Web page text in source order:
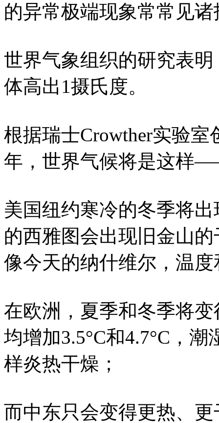
的异常极端现象常常见诸
世界气象组织的研究表
体高出1摄氏度。
根据瑞士Crowther实验
年，世界气候将是这样
美国纽约寒冷的冬季将
的西雅图会出现旧金山
像今天的纳什维尔，温
在欧洲，夏季和冬季将
均增加3.5°C和4.7°C，
样炎热干燥；
而中东只会变得更热、